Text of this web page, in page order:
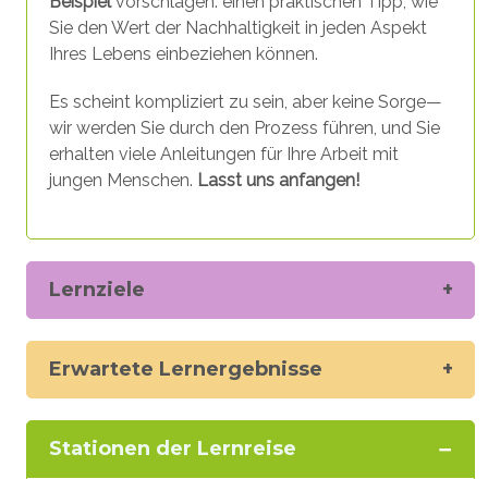
Sie den Wert der Nachhaltigkeit in jeden Aspekt
Ihres Lebens einbeziehen können.
Es scheint kompliziert zu sein, aber keine Sorge—
wir werden Sie durch den Prozess führen, und Sie
erhalten viele Anleitungen für Ihre Arbeit mit
jungen Menschen. Lasst uns anfangen!
Lernziele
Erwartete Lernergebnisse
Stationen der Lernreise